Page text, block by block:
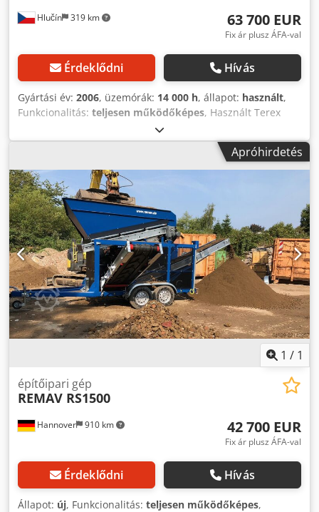
Hlučín 319 km 63 700 EUR
Fix ár plusz ÁFA-val
Érdeklődni Hívás
Gyártási év: 2006, üzemórák: 14 000 h, állapot: használt,
Funkcionalitás: teljesen működőképes, Használt Terex
Fuchs MHL 320 rakodógépet kínálunk, gyártási év: 2006. A
markolós kar felújítva, új hidraulika csövekkel. Kitűnő
állapotban. Garanciával. Dkjdpfx Ansy Uv SrokorApróhirdetés
1 / 1
Hannover 910 km
építőipari gép
REMAV RS1500
42 700 EUR
Fix ár plusz ÁFA-val
Érdeklődni Hívás
Állapot: új, Funkcionalitás: teljesen működőképes,